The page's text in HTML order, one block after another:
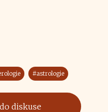
#astrologie
diskuse